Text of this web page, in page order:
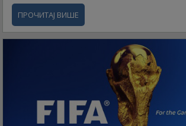
ПРОЧИТАЈ ВИШЕ